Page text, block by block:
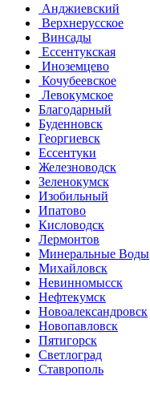
Анджиевский
Верхнерусское
Винсады
Ессентукская
Иноземцево
Кочубеевское
Левокумское
Благодарный
Буденновск
Георгиевск
Ессентуки
Железноводск
Зеленокумск
Изобильный
Ипатово
Кисловодск
Лермонтов
Минеральные Воды
Михайловск
Невинномысск
Нефтекумск
Новоалександровск
Новопавловск
Пятигорск
Светлоград
Ставрополь